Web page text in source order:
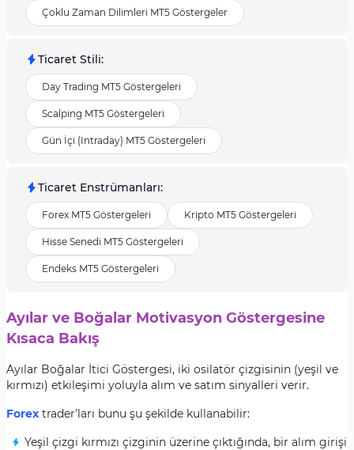
Çoklu Zaman Dilimleri MT5 Göstergeler
Ticaret Stili:
Day Trading MT5 Göstergeleri
Scalping MT5 Göstergeleri
Gün İçi (Intraday) MT5 Göstergeleri
Ticaret Enstrümanları:
Forex MT5 Göstergeleri Kripto MT5 Göstergeleri
Hisse Senedi MT5 Göstergeleri
Endeks MT5 Göstergeleri
Ayılar ve Boğalar Motivasyon Göstergesine
Kısaca Bakış
Ayılar Boğalar İtici Göstergesi, iki osilatör çizgisinin (yeşil ve
kırmızı) etkileşimi yoluyla alım ve satım sinyalleri verir.
Forex trader'ları bunu şu şekilde kullanabilir:
Yeşil çizgi kırmızı çizginin üzerine çıktığında, bir alım girişi